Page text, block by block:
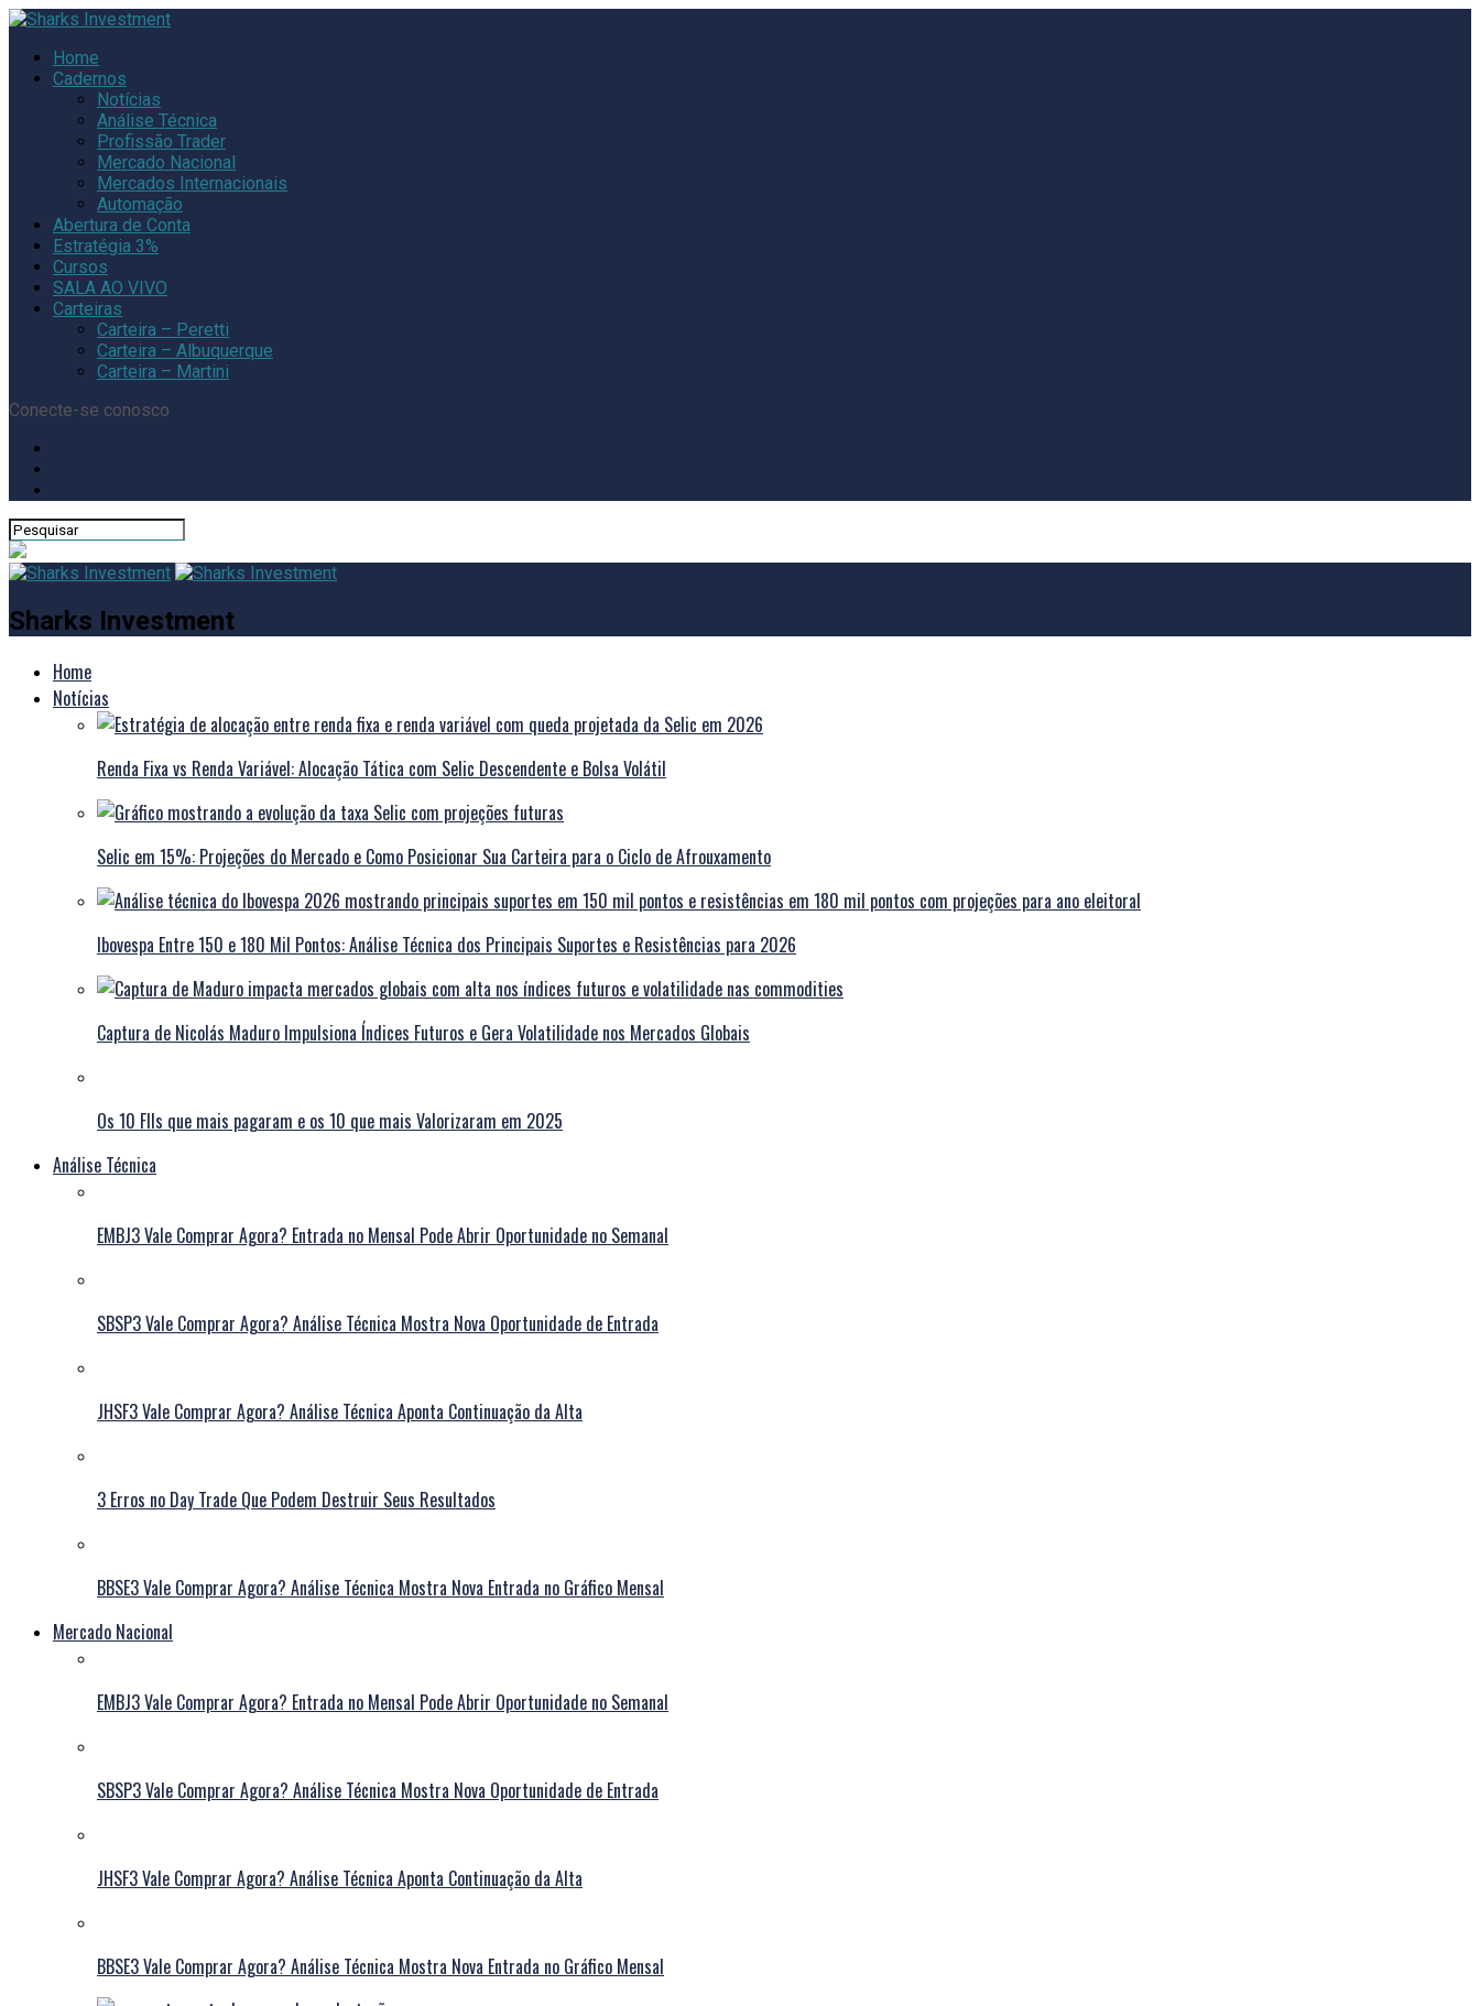
Home
Cadernos
Notícias
Análise Técnica
Profissão Trader
Mercado Nacional
Mercados Internacionais
Automação
Abertura de Conta
Estratégia 3%
Cursos
SALA AO VIVO
Carteiras
Carteira – Peretti
Carteira – Albuquerque
Carteira – Martini
Conecte-se conosco
Sharks Investment
Home
Notícias
Renda Fixa vs Renda Variável: Alocação Tática com Selic Descendente e Bolsa Volátil
Selic em 15%: Projeções do Mercado e Como Posicionar Sua Carteira para o Ciclo de Afrouxamento
Ibovespa Entre 150 e 180 Mil Pontos: Análise Técnica dos Principais Suportes e Resistências para 2026
Captura de Nicolás Maduro Impulsiona Índices Futuros e Gera Volatilidade nos Mercados Globais
Os 10 FIIs que mais pagaram e os 10 que mais Valorizaram em 2025
Análise Técnica
EMBJ3 Vale Comprar Agora? Entrada no Mensal Pode Abrir Oportunidade no Semanal
SBSP3 Vale Comprar Agora? Análise Técnica Mostra Nova Oportunidade de Entrada
JHSF3 Vale Comprar Agora? Análise Técnica Aponta Continuação da Alta
3 Erros no Day Trade Que Podem Destruir Seus Resultados
BBSE3 Vale Comprar Agora? Análise Técnica Mostra Nova Entrada no Gráfico Mensal
Mercado Nacional
EMBJ3 Vale Comprar Agora? Entrada no Mensal Pode Abrir Oportunidade no Semanal
SBSP3 Vale Comprar Agora? Análise Técnica Mostra Nova Oportunidade de Entrada
JHSF3 Vale Comprar Agora? Análise Técnica Aponta Continuação da Alta
BBSE3 Vale Comprar Agora? Análise Técnica Mostra Nova Entrada no Gráfico Mensal